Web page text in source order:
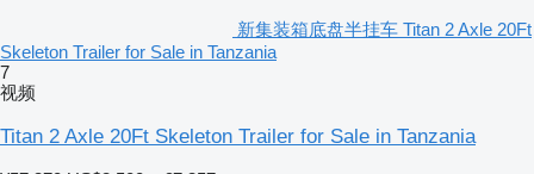
新集装箱底盘半挂车 Titan 2 Axle 20Ft
Skeleton Trailer for Sale in Tanzania
7
视频
Titan 2 Axle 20Ft Skeleton Trailer for Sale in Tanzania